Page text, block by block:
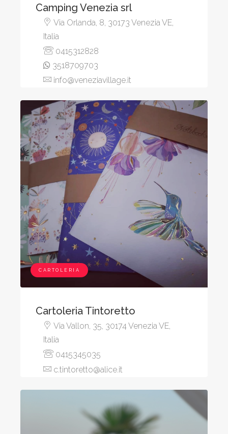
Camping Venezia srl
Via Orlanda, 8, 30173 Venezia VE,
Italia
0415312828
3518709703
info@veneziavillage.it
CARTOLERIA
Cartoleria Tintoretto
Via Vallon, 35, 30174 Venezia VE,
Italia
0415345035
c.tintoretto@alice.it